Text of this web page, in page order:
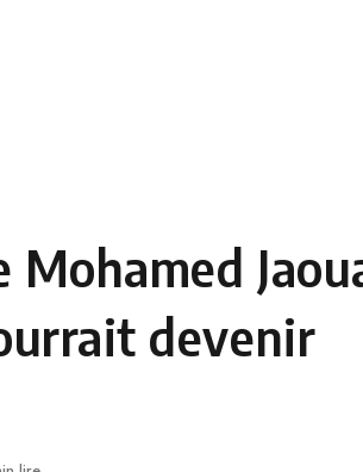
Mohamed
devenir